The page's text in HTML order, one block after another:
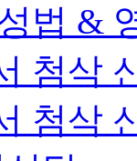
법 &
첨삭
첨삭